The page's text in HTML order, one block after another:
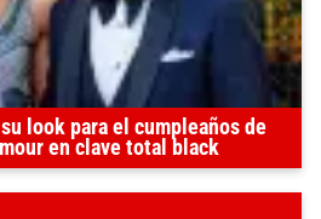
look para el cumpleaños de
en clave total black